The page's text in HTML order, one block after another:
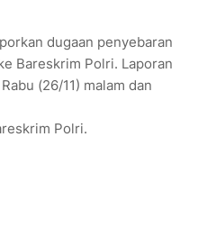
dugaan penyebaran
Bareskrim Polri. Laporan
(26/11) malam dan
Polri.